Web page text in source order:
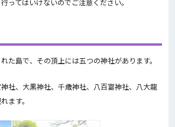
ってはいけないのでご注意ください。
た島で、その頂上には五つの神社があります。
社、大黒神社、千歳神社、八百富神社、八大龍
ます。